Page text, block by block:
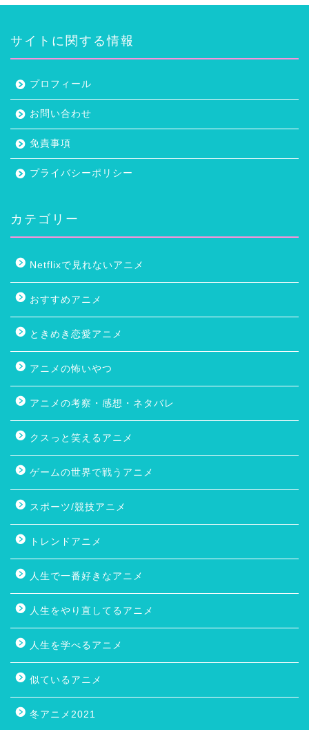
サイトに関する情報
プロフィール
お問い合わせ
免責事項
プライバシーポリシー
カテゴリー
Netflixで見れないアニメ
おすすめアニメ
ときめき恋愛アニメ
アニメの怖いやつ
アニメの考察・感想・ネタバレ
クスっと笑えるアニメ
ゲームの世界で戦うアニメ
スポーツ/競技アニメ
トレンドアニメ
人生で一番好きなアニメ
人生をやり直してるアニメ
人生を学べるアニメ
似ているアニメ
冬アニメ2021